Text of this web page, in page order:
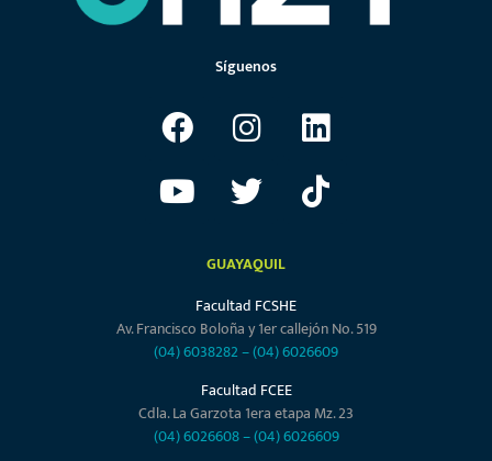
Síguenos
GUAYAQUIL
Facultad FCSHE
Av. Francisco Boloña y 1er callejón No. 519
(04) 6038282–(04) 6026609
Facultad FCEE
Cdla. La Garzota 1era etapa Mz. 23
(04) 6026608–(04) 6026609